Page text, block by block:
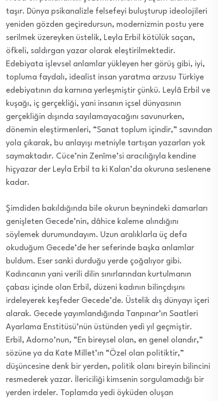
taşır. Dünya psikanalizle felsefeyi buluşturup ideolojileri
yeniden gözden geçiredursun, modernizmin postu yere
serilmek üzereyken üstelik, Leyla Erbil kötülük saçan,
öfkeli, saldırgan yazar olarak eleştirilmektedir.
Edebiyata işlevsel anlamlar yükleyen her görüş gibi, iyi,
topluma faydalı, idealist insan yaratma arzusu Türkiye
edebiyatının da karnına yerleşmiştir çünkü. Leylâ Erbil ve
kuşağı, iç gerçekliği, yani insanın içsel dünyasının
gerçekliğin dışında sayılamayacağını savunurken,
dönemin eleştirmenleri, “Sanat toplum içindir,” savından
yola çıkarak, bu anlayışı metniyle tartışan yazarları yok
saymaktadır. Cüce’nin Zenîme’si aracılığıyla kendine
hiçyazar der Leyla Erbil ta ki Kalan’da okuruna seslenene
kadar.
Şimdiden bakıldığında bile okurun beynindeki damarları
genişleten Gecede’nin, dâhice kaleme alındığını
söylemek durumundayım. Uzun aralıklarla üç defa
okuduğum Gecede’de her seferinde başka anlamlar
buldum. Eser sanki durduğu yerde çoğalıyor gibi.
Kadıncanın yani verili dilin sınırlarından kurtulmanın
çabası içinde olan Erbil, düzeni kadının bilinçdışını
irdeleyerek keşfeder Gecede’de. Üstelik dış dünyayı içeri
alarak. Gecede yayımlandığında Tanpınar’ın Saatleri
Ayarlama Enstitüsü’nün üstünden yedi yıl geçmiştir.
Erbil, Adorno’nun, “En bireysel olan, en genel olandır,”
sözüne ya da Kate Millet’ın “Özel olan politiktir,”
düşüncesine denk bir yerden, politik olanı bireyin bilincini
resmederek yazar. İlericiliği kimsenin sorgulamadığı bir
yerden irdeler. Toplamda yedi öyküden oluşan